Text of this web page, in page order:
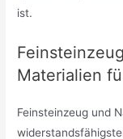
ist.
Materialien
Feinsteinzeug und